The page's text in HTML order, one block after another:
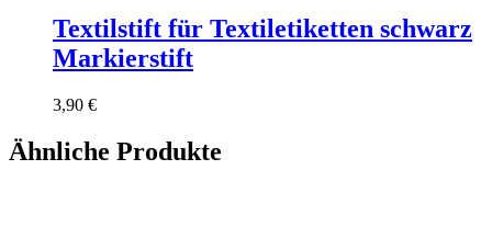
Textilstift für Textiletiketten schwarz
Markierstift
3,90 €
Ähnliche Produkte